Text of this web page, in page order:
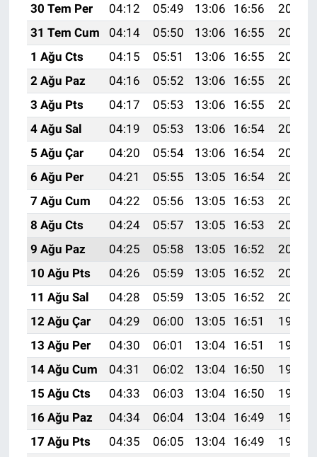
30 Tem Per
04:12 05:49 13:06 16:56
20:13
31 Tem Cum
04:14 05:50 13:06 16:55
20:12
1 Ağu Cts
04:15 05:51 13:06 16:55
20:11
2 Ağu Paz
04:16 05:52 13:06 16:55
20:10
3 Ağu Pts
04:17 05:53 13:06 16:55
20:09
4 Ağu Sal
04:19 05:53 13:06 16:54
20:08
5 Ağu Çar
04:20 05:54 13:06 16:54
20:07
6 Ağu Per
04:21 05:55 13:05 16:54
20:06
7 Ağu Cum
04:22 05:56 13:05 16:53
20:05
8 Ağu Cts
04:24 05:57 13:05 16:53
20:04
9 Ağu Paz
04:25 05:58 13:05 16:52
20:03
10 Ağu Pts
04:26 05:59 13:05 16:52
20:01
11 Ağu Sal
04:28 05:59 13:05 16:52
20:00
12 Ağu Çar
04:29 06:00 13:05 16:51
19:59
13 Ağu Per
04:30 06:01 13:04 16:51
19:58
14 Ağu Cum
04:31 06:02 13:04 16:50
19:57
15 Ağu Cts
04:33 06:03 13:04 16:50
19:55
16 Ağu Paz
04:34 06:04 13:04 16:49
19:54
17 Ağu Pts
04:35 06:05 13:04 16:49
19:53